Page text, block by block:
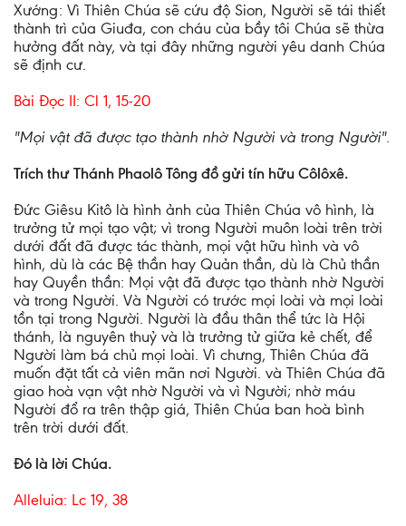
Xướng: Vì Thiên Chúa sẽ cứu độ Sion, Người sẽ tái thiết
thành trì của Giuđa, con cháu của bầy tôi Chúa sẽ thừa
hưởng đất này, và tại đây những người yêu danh Chúa
sẽ định cư.
Bài Ðọc II: Cl 1, 15-20
"Mọi vật đã được tạo thành nhờ Người và trong Người".
Trích thư Thánh Phaolô Tông đồ gửi tín hữu Côlôxê.
Ðức Giêsu Kitô là hình ảnh của Thiên Chúa vô hình, là
trưởng tử mọi tạo vật; vì trong Người muôn loài trên trời
dưới đất đã được tác thành, mọi vật hữu hình và vô
hình, dù là các Bệ thần hay Quản thần, dù là Chủ thần
hay Quyền thần: Mọi vật đã được tạo thành nhờ Người
và trong Người. Và Người có trước mọi loài và mọi loài
tồn tại trong Người. Người là đầu thân thể tức là Hội
thánh, là nguyên thuỷ và là trưởng tử giữa kẻ chết, để
Người làm bá chủ mọi loài. Vì chưng, Thiên Chúa đã
muốn đặt tất cả viên mãn nơi Người. và Thiên Chúa đã
giao hoà vạn vật nhờ Người và vì Người; nhờ máu
Người đổ ra trên thập giá, Thiên Chúa ban hoà bình
trên trời dưới đất.
Ðó là lời Chúa.
Alleluia: Lc 19, 38